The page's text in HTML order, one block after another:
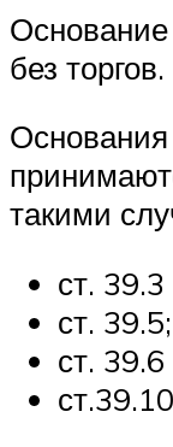
без торгов.
такими
ст. 39.3
ст. 39.5;
ст. 39.6